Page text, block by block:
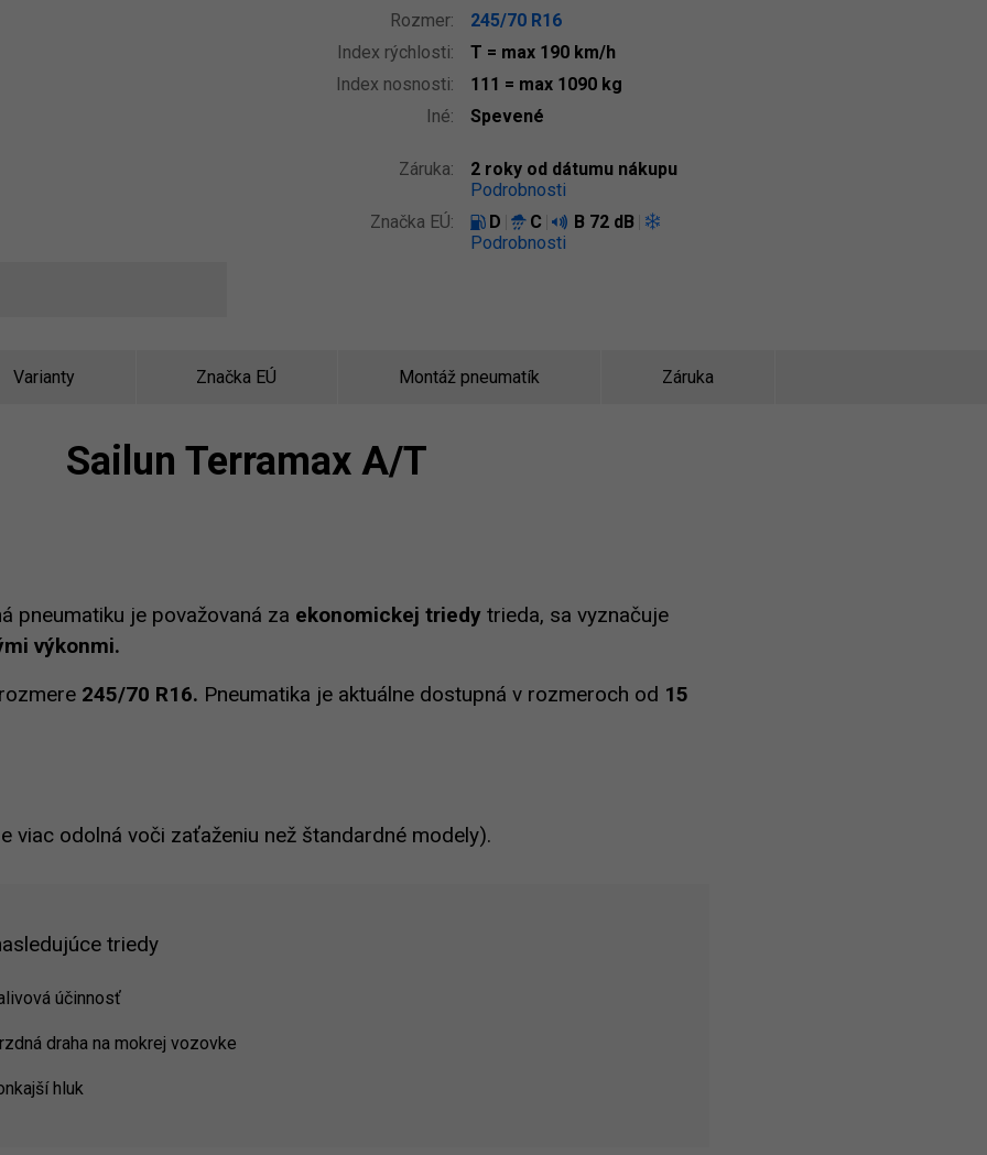
Rozmer:
245/70 R16
Index rýchlosti:
T = max 190 km/h
Index nosnosti:
111 = max 1090 kg
Iné:
Spevené
Záruka:
2 roky od dátumu nákupu
Podrobnosti
Značka EÚ:
D C B 72 dB
Podrobnosti
Varianty Značka EÚ Montáž pneumatík Záruka
Sailun Terramax A/T
pneumatiku je považovaná za ekonomickej triedy trieda, sa vyznačuje
výkonmi.
245/70 R16. Pneumatika je aktuálne dostupná v rozmeroch od 15
viac odolná voči zaťaženiu než štandardné modely).
triedy
účinnosť
draha na mokrej vozovke
hluk